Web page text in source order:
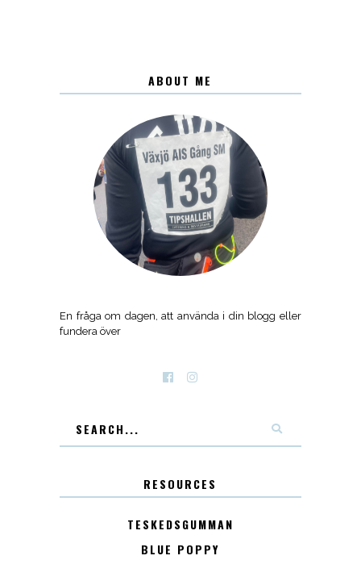
ABOUT ME
En fråga om dagen, att använda i din blogg eller
fundera över
RESOURCES
TESKEDSGUMMAN
BLUE POPPY